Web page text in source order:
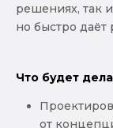
решениях, так
но быстро даёт
Что будет
от